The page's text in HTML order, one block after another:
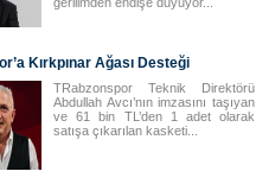
Kırkpınar Ağası Desteği
TRabzonspor Teknik Direktörü
Abdullah Avcı’nın imzasını taşıyan
ve 61 bin TL’den 1 adet olarak
satışa çıkarılan kasketi...